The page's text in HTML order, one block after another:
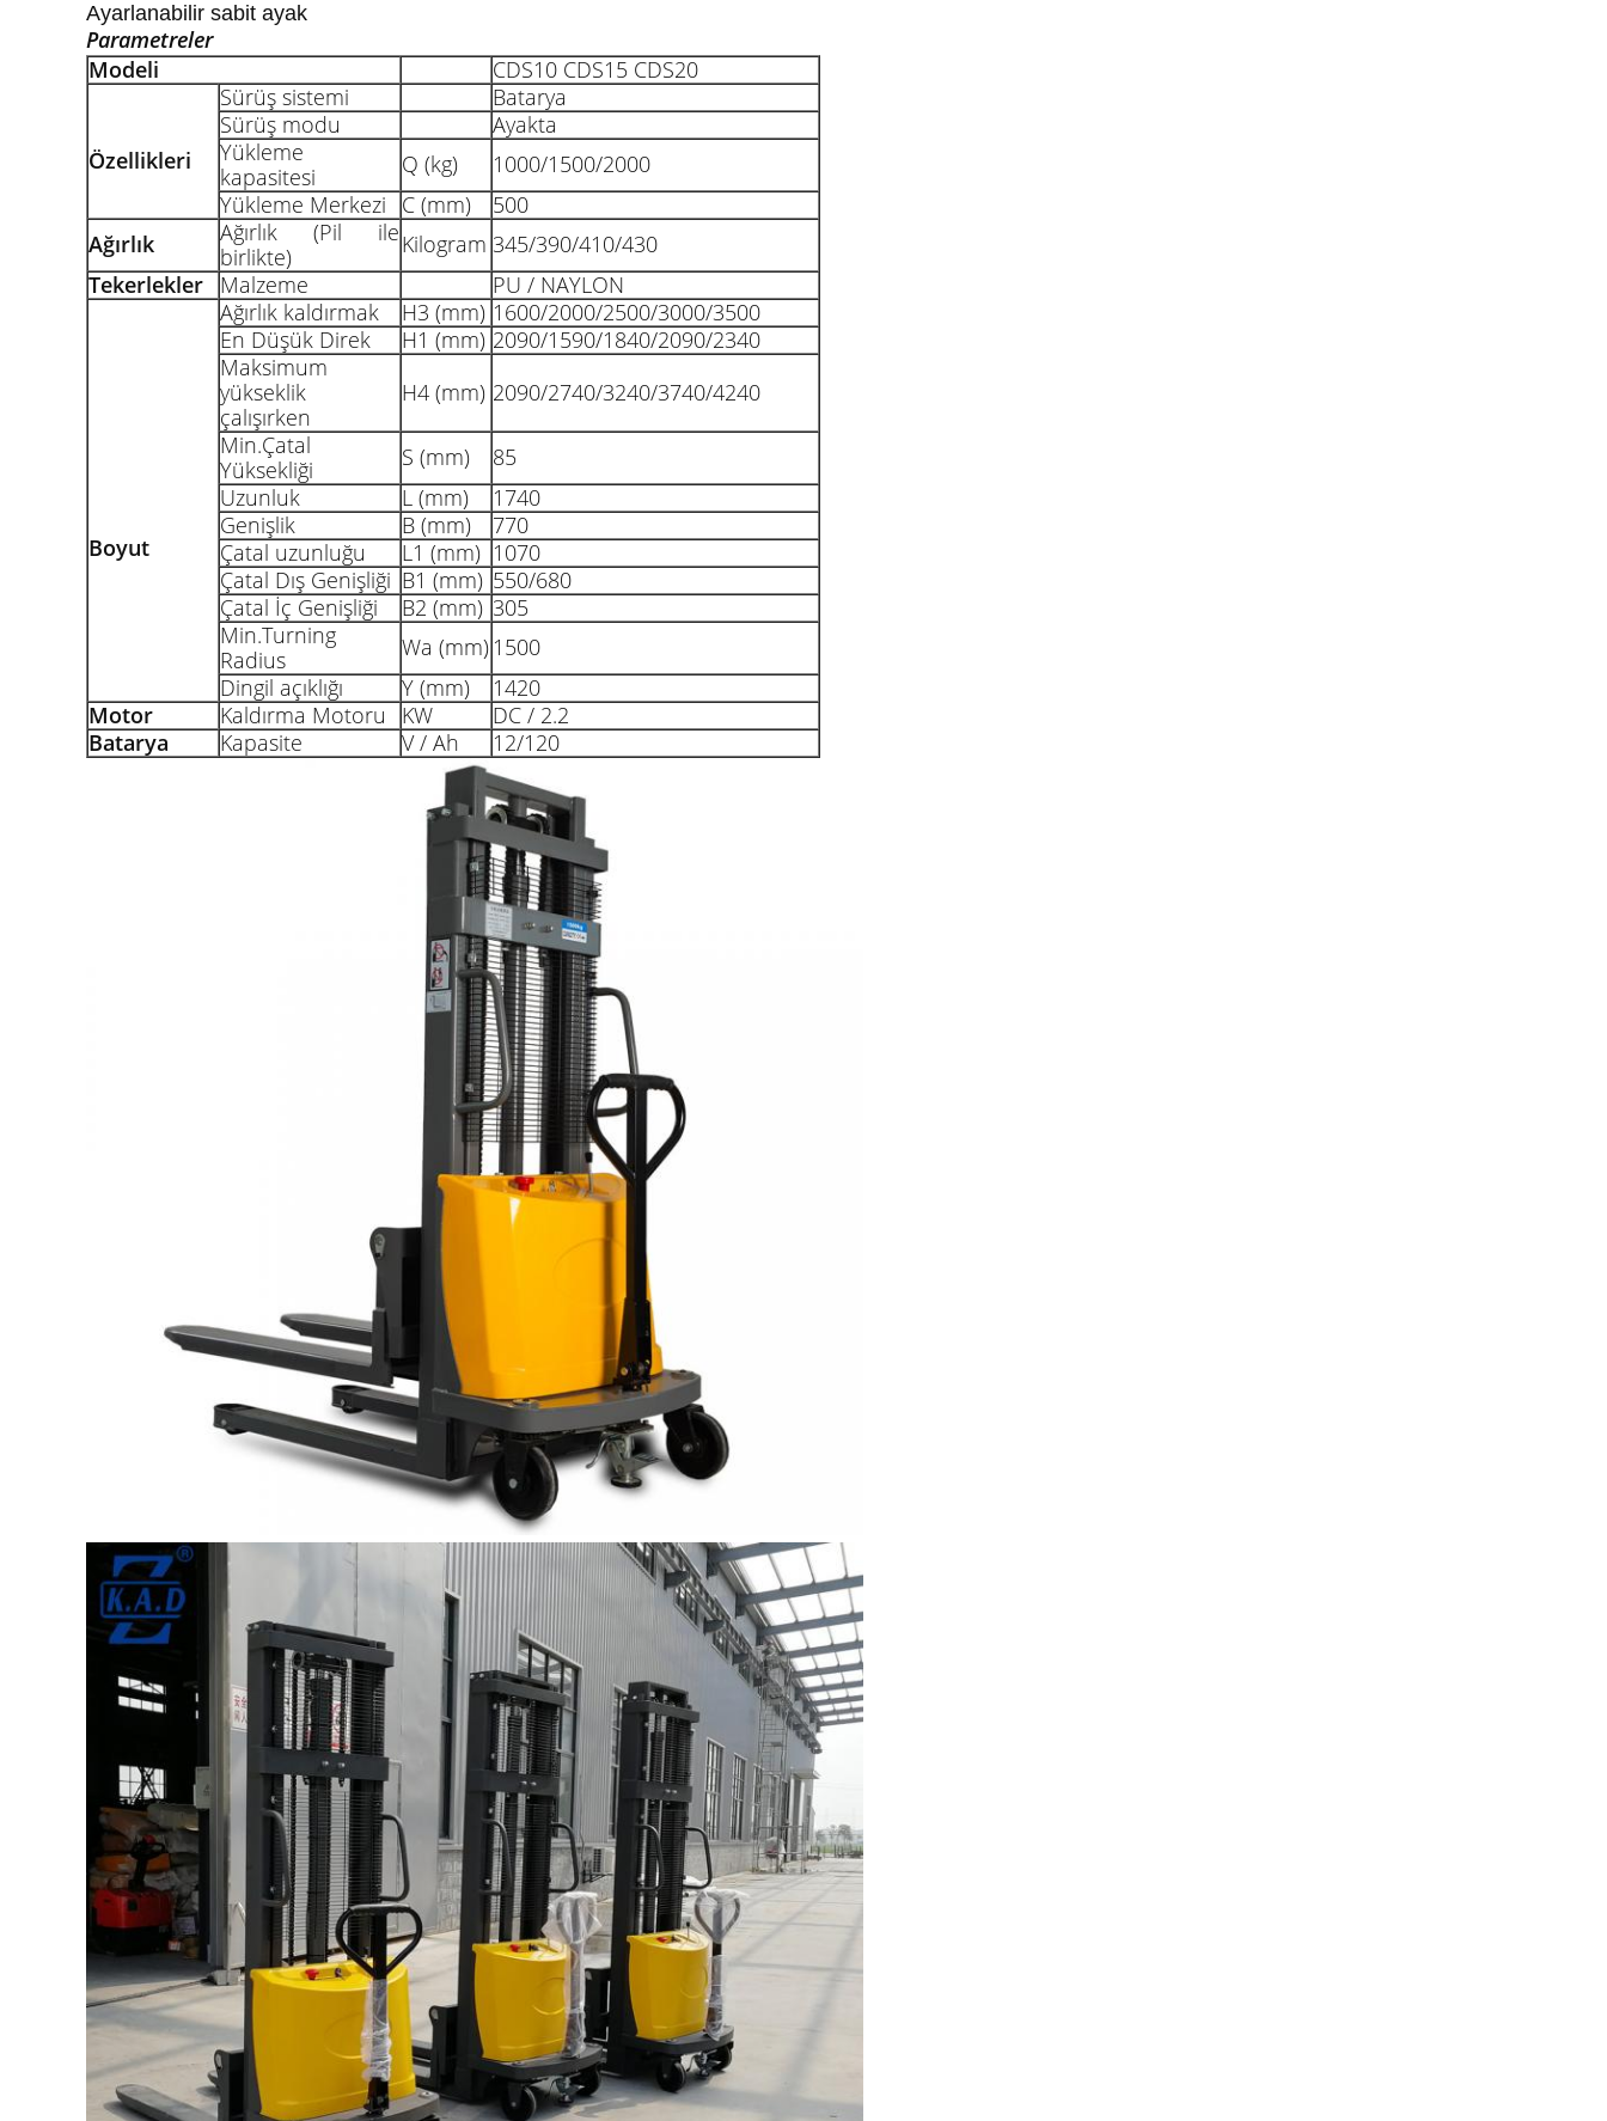
Ayarlanabilir sabit ayak
Parametreler
Modeli
CDS10 CDS15 CDS20
Özellikleri
Sürüş sistemi
Batarya
Sürüş modu
Ayakta
Yükleme
kapasitesi
Q (kg)
1000/1500/2000
Yükleme Merkezi
C (mm)
500
Ağırlık
Ağırlık (Pil ile
birlikte)
Kilogram 345/390/410/430
Tekerlekler
Malzeme PU / NAYLON
Boyut
Ağırlık kaldırmak H3 (mm) 1600/2000/2500/3000/3500
En Düşük Direk
H1 (mm) 2090/1590/1840/2090/2340
Maksimum
yükseklik
çalışırken
H4 (mm) 2090/2740/3240/3740/4240
Min.Çatal
Yüksekliği
S (mm)
85
Uzunluk
L (mm)
1740
Genişlik
B (mm)
770
Çatal uzunluğu
L1 (mm) 1070
Çatal Dış Genişliği B1 (mm) 550/680
Çatal İç Genişliği
B2 (mm) 305
Min.Turning
Radius
Wa (mm) 1500
Dingil açıklığı
Y (mm)
1420
Motor
Kaldırma Motoru KW
DC / 2.2
Batarya
Kapasite V / Ah 12/120